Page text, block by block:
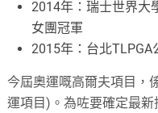
2014年：瑞士世界大
女團冠軍
2015年：台北TLPGA
今屆奧運嘅高爾夫項目，
運項目)。為咗要確定最